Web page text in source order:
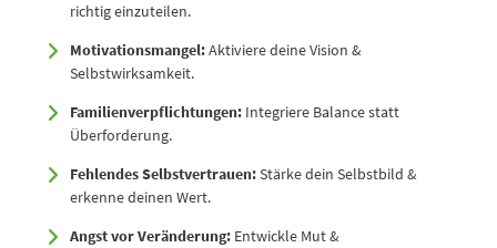
richtig einzuteilen.
Motivationsmangel:Aktiviere deine Vision &
Selbstwirksamkeit.
Familienverpflichtungen: Integriere Balance statt
Überforderung.
Fehlendes Selbstvertrauen:Stärke dein Selbstbild &
erkenne deinen Wert.
Angst vor Veränderung: Entwickle Mut &